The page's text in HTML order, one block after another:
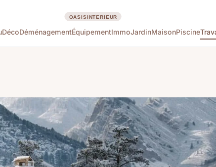
DécoDéménagementÉquipementImmoJardinMaisonPiscine